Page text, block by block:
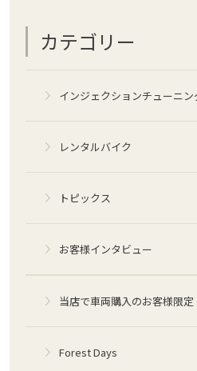
カテゴリー
インジェクションチューニン
レンタルバイク
トピックス
お客様インタビュー
当店で車両購入のお客様限定
Forest Days